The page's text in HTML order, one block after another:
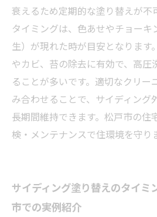
衰えるため定期的な塗り替えが不
タイミングは、色あせやチョーキ
生）が現れた時が目安となります
やカビ、苔の除去に有効で、高圧
ることが多いです。適切なクリー
み合わせることで、サイディング
長期間維持できます。松戸市の住
検・メンテナンスで住環境を守り
サイディング塗り替えのタイミ
市での実例紹介